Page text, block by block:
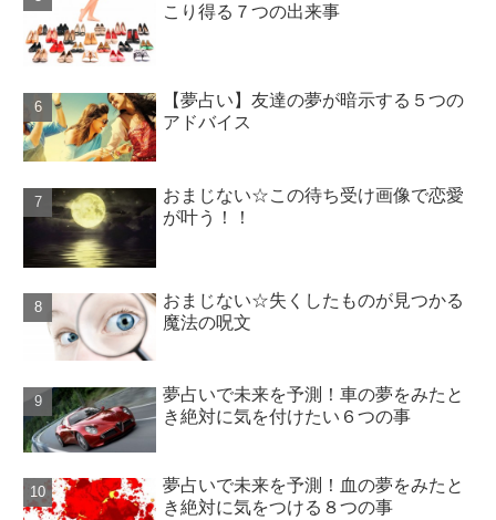
こり得る７つの出来事
【夢占い】友達の夢が暗示する５つの
アドバイス
おまじない☆この待ち受け画像で恋愛
が叶う！！
おまじない☆失くしたものが見つかる
魔法の呪文
夢占いで未来を予測！車の夢をみたと
き絶対に気を付けたい６つの事
夢占いで未来を予測！血の夢をみたと
き絶対に気をつける８つの事